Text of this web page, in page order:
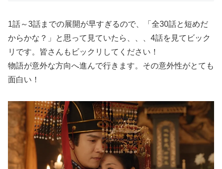
1話～3話までの展開が早すぎるので、「全30話と短めだ
からかな？」と思って見ていたら、、、4話を見てビック
リです。皆さんもビックリしてください！
物語が意外な方向へ進んで行きます。その意外性がとても
面白い！